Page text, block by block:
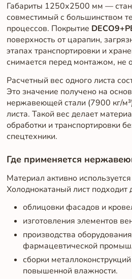
Габариты 1250х2500 мм —
совместимый с большинством
процессов. Покрытие
поверхность от царапин,
этапах транспортировки и
снимается перед монтажом, не
Расчетный вес одного листа
Это значение получено на
нержавеющей стали (7900 кг/
листа. Такой вес делает
обработки и транспортировки
спецтехники.
Где применяется
Материал активно
Холоднокатаный лист подходит
облицовки фасадов и
изготовления элементов
производства
фармацевтической
сборки
повышенной влажности.